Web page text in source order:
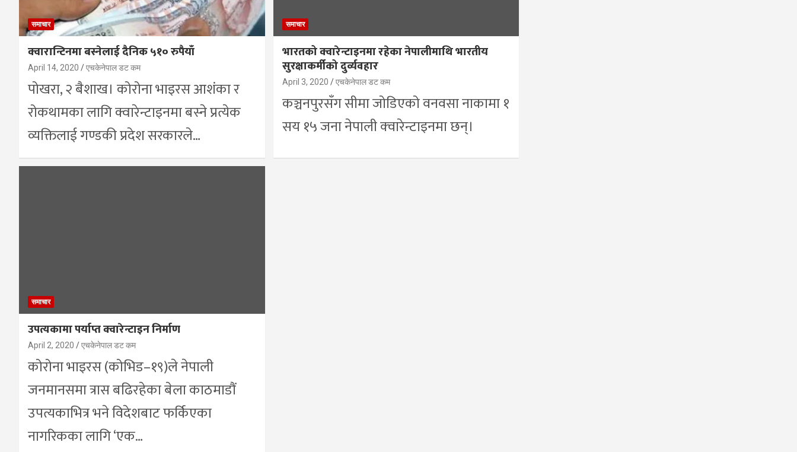
समाचार
क्वारान्टिनमा बस्नेलाई दैनिक ५१० रुपैयाँ
April 14, 2020 एचकेनेपाल डट कम
पोखरा, २ बैशाख। कोरोना भाइरस आशंका र
रोकथामका लागि क्वारेन्टाइनमा बस्ने प्रत्येक
व्यक्तिलाई गण्डकी प्रदेश सरकारले…
समाचार
भारतको क्वारेन्टाइनमा रहेका नेपालीमाथि भारतीय
सुरक्षाकर्मीको दुर्व्यवहार
April 3, 2020 एचकेनेपाल डट कम
कञ्चनपुरसँग सीमा जोडिएको वनवसा नाकामा १
सय १५ जना नेपाली क्‍वारेन्टाइनमा छन्।
समाचार
उपत्यकामा पर्याप्त क्वारेन्टाइन निर्माण
April 2, 2020 एचकेनेपाल डट कम
कोरोना भाइरस (कोभिड–१९)ले नेपाली
जनमानसमा त्रास बढिरहेका बेला काठमाडौं
उपत्यकाभित्र भने विदेशबाट फर्किएका
नागरिकका लागि ‘एक…